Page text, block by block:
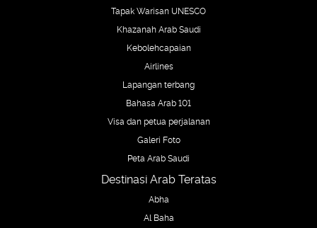
Tapak Warisan UNESCO
Khazanah Arab Saudi
Kebolehcapaian
Airlines
Lapangan terbang
Bahasa Arab 101
Visa dan petua perjalanan
Galeri Foto
Peta Arab Saudi
Destinasi Arab Teratas
Abha
Al Baha